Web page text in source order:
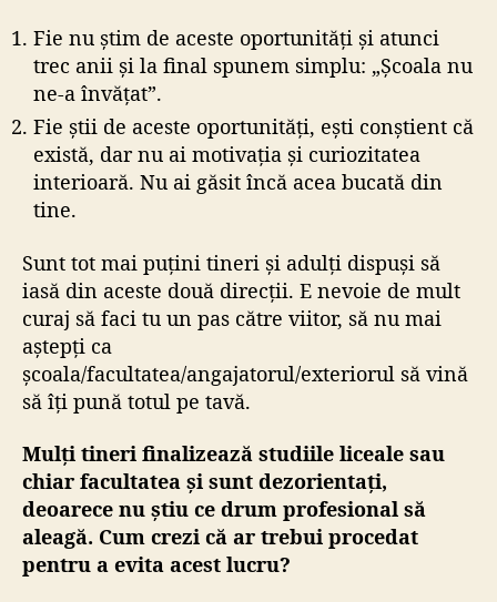
Fie nu știm de aceste oportunități și atunci
trec anii și la final spunem simplu: „Școala nu
ne-a învățat”.
Fie știi de aceste oportunități, ești conștient că
există, dar nu ai motivația și curiozitatea
interioară. Nu ai găsit încă acea bucată din
tine.
Sunt tot mai puțini tineri și adulți dispuși să
iasă din aceste două direcții. E nevoie de mult
curaj să faci tu un pas către viitor, să nu mai
aștepți ca
școala/facultatea/angajatorul/exteriorul să vină
să îți pună totul pe tavă.
Mulți tineri finalizează studiile liceale sau
chiar facultatea și sunt dezorientați,
deoarece nu știu ce drum profesional să
aleagă. Cum crezi că ar trebui procedat
pentru a evita acest lucru?